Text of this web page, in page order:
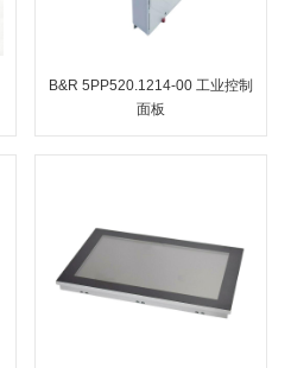
B&R 5PP520.1214-00 工业控制
面板